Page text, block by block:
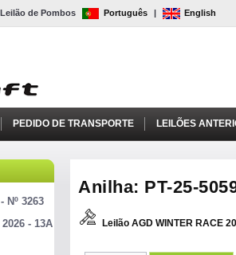
de Pombos Português | English
PEDIDO DE TRANSPORTE LEILÕES
Nº 3263
- 13A
Anilha: PT-25-
Leilão AGD WINTER RACE